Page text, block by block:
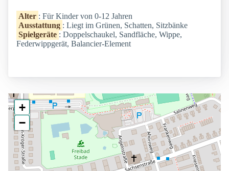
Alter : Für Kinder von 0-12 Jahren
Ausstattung : Liegt im Grünen, Schatten, Sitzbänke
Spielgeräte : Doppelschaukel, Sandfläche, Wippe,
Federwippgerät, Balancier-Element
+
−